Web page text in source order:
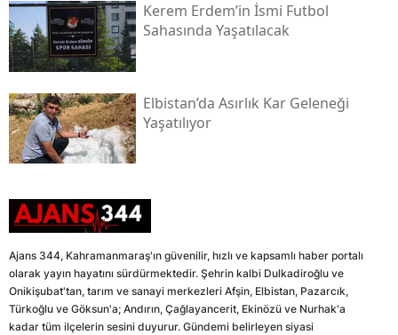
Kerem Erdem’in İsmi Futbol
Sahasında Yaşatılacak
Elbistan’da Asırlık Kar Geleneği
Yaşatılıyor
Ajans 344, Kahramanmaraş'ın güvenilir, hızlı ve kapsamlı haber portalı
olarak yayın hayatını sürdürmektedir. Şehrin kalbi Dulkadiroğlu ve
Onikişubat'tan, tarım ve sanayi merkezleri Afşin, Elbistan, Pazarcık,
Türkoğlu ve Göksun'a; Andırın, Çağlayancerit, Ekinözü ve Nurhak'a
kadar tüm ilçelerin sesini duyurur. Gündemi belirleyen siyasi